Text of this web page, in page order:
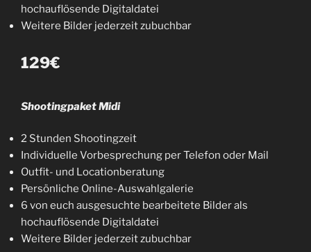
hochauflösende Digitaldatei
Weitere Bilder jederzeit zubuchbar
129€
Shootingpaket Midi
2 Stunden Shootingzeit
Individuelle Vorbesprechung per Telefon oder Mail
Outfit- und Locationberatung
Persönliche Online-Auswahlgalerie
6 von euch ausgesuchte bearbeitete Bilder als
hochauflösende Digitaldatei
Weitere Bilder jederzeit zubuchbar